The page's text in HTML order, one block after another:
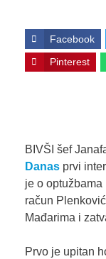
Facebook
Pinterest
BIVŠI šef
Danasprvi
je o
račun
Mađarima i
Prvo je upitan